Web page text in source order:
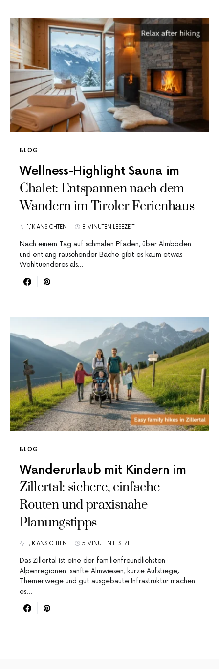
BLOG
Wellness-Highlight Sauna im
Chalet: Entspannen nach dem
Wandern im Tiroler Ferienhaus
1,1K ANSICHTEN 8 MINUTEN LESEZEIT
Nach einem Tag auf schmalen Pfaden, über Almböden
und entlang rauschender Bäche gibt es kaum etwas
Wohltuenderes als…
BLOG
Wanderurlaub mit Kindern im
Zillertal: sichere, einfache
Routen und praxisnahe
Planungstipps
1,1K ANSICHTEN 5 MINUTEN LESEZEIT
Das Zillertal ist eine der familienfreundlichsten
Alpenregionen: sanfte Almwiesen, kurze Aufstiege,
Themenwege und gut ausgebaute Infrastruktur machen
es…